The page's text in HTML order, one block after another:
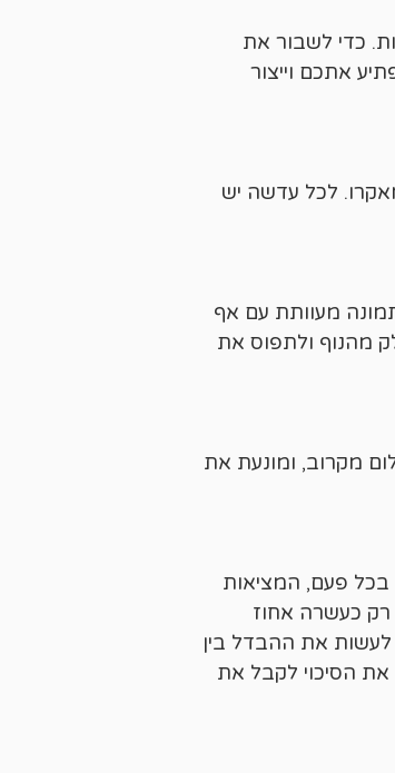
כדי לשבור את
אתכם וייצור
לכל עדשה יש
מעוותת עם אף
מהנוף ולתפוס את
מקרוב, ומונעת את
בכל פעם, המציאות
רק כעשרה אחוז
את ההבדל בין
את הסיכוי לקבל את